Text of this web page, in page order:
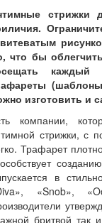
стрижки
что бы
изготовить и
компании,
стрижки, с
Трафарет
в
«Snob»,
бритвой так